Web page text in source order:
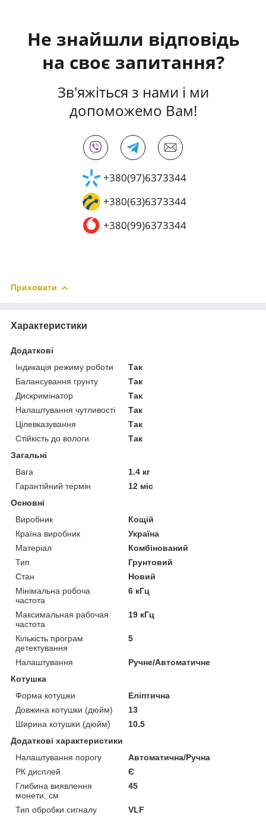
Не знайшли відповідь
на своє запитання?
Зв'яжіться з нами і ми
допоможемо Вам!
+380(97)6373344
+380(63)6373344
+380(99)6373344
Приховати
Характеристики
Додаткові
Індикація режиму роботи
Так
Балансування грунту
Так
Дискримінатор
Так
Налаштування чутливості
Так
Цілевказування
Так
Стійкість до вологи
Так
Загальні
Вага
1.4 кг
Гарантійний термін
12 міс
Основні
Виробник
Кощій
Країна виробник
Україна
Матеріал
Комбінований
Тип
Грунтовий
Стан
Новий
Мінімальна робоча
частота
6 кГц
Максимальная рабочая
частота
19 кГц
Кількість програм
детектування
5
Налаштування
Ручне/Автоматичне
Котушка
Форма котушки
Еліптична
Довжина котушки (дюйм)
13
Ширина котушки (дюйм)
10.5
Додаткові характеристики
Налаштування порогу
Автоматична/Ручна
РК дисплей
Є
Глибина виявлення
монети, см
45
Тип обробки сигналу
VLF